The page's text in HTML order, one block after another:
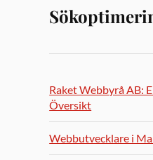
Raket Webbyrå AB:
Översikt
Webbutvecklare i